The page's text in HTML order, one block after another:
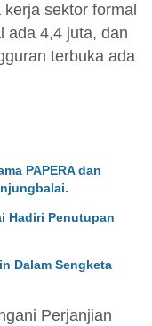
sektor formal
ada 4,4 juta, dan
terbuka ada
PAPERA dan
Hadiri Penutupan
Dalam Sengketa
Perjanjian